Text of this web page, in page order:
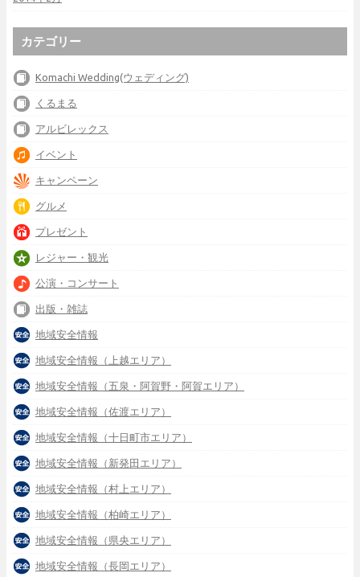
カテゴリー
Komachi Wedding(ウェディング)
くるまる
アルビレックス
イベント
キャンペーン
グルメ
プレゼント
レジャー・観光
公演・コンサート
出版・雑誌
地域安全情報
地域安全情報（上越エリア）
地域安全情報（五泉・阿賀野・阿賀エリア）
地域安全情報（佐渡エリア）
地域安全情報（十日町市エリア）
地域安全情報（新発田エリア）
地域安全情報（村上エリア）
地域安全情報（柏崎エリア）
地域安全情報（県央エリア）
地域安全情報（長岡エリア）